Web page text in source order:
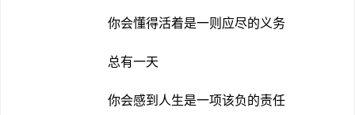
你会懂得活着是一则应尽的义务
总有一天
你会感到人生是一项该负的责任